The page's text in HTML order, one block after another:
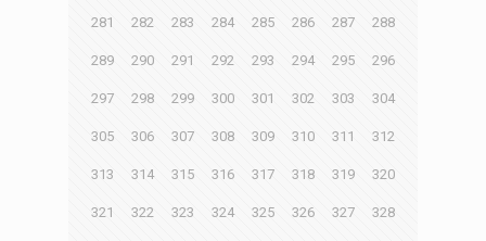
281 282 283 284 285 286 287 288
289 290 291 292 293 294 295 296
297 298 299 300 301 302 303 304
305 306 307 308 309 310 311 312
313 314 315 316 317 318 319 320
321 322 323 324 325 326 327 328